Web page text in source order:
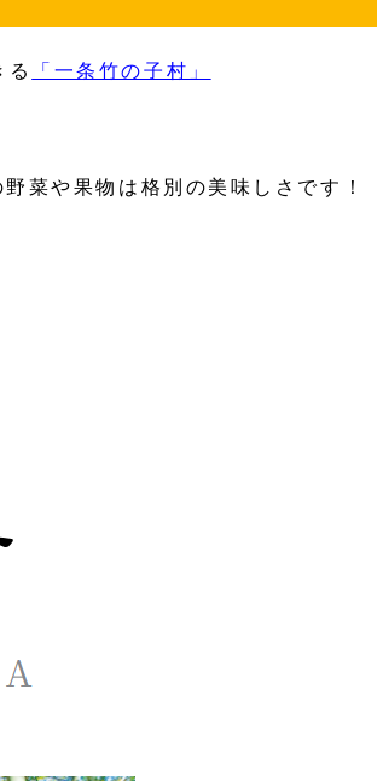
る
「一条竹の子村」
菜や果物は格別の美味しさです！